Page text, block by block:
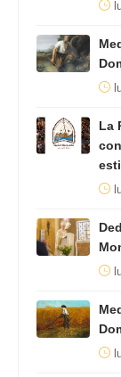
La